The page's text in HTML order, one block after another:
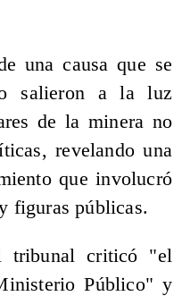
una causa que se
salieron a la luz
de la minera no
revelando una
que involucró
figuras públicas.
tribunal criticó "el
Público" y